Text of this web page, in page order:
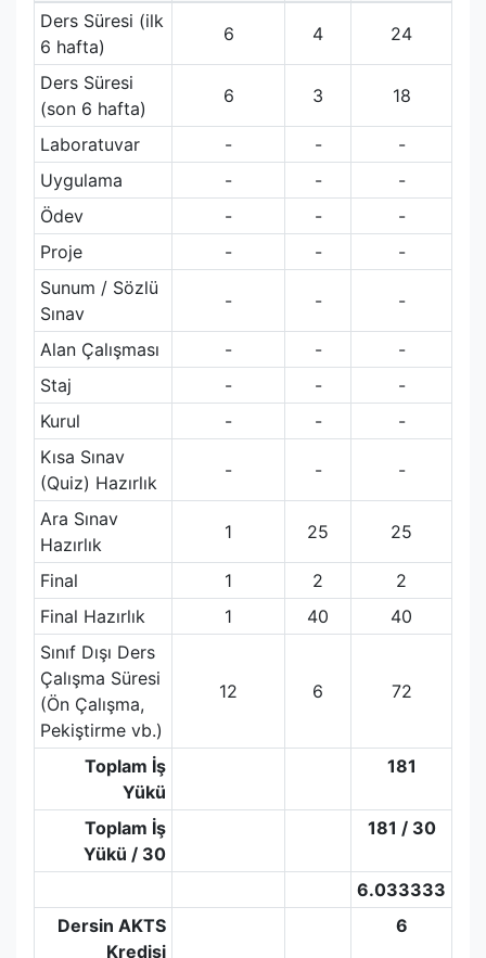
Ders Süresi (ilk
6 hafta)
6 4 24
Ders Süresi
(son 6 hafta)
6 3 18
Laboratuvar - -
-
Uygulama
- -
-
Ödev
- -
-
Proje
- -
-
Sunum / Sözlü
Sınav
- - -
Alan Çalışması - -
-
Staj
- -
-
Kurul
- -
-
Kısa Sınav
(Quiz) Hazırlık
- - -
Ara Sınav
Hazırlık
1 25 25
Final 1 2
2
Final Hazırlık
1 40
40
Sınıf Dışı Ders
Çalışma Süresi
(Ön Çalışma,
Pekiştirme vb.)
12 6 72
Toplam İş
Yükü
181
Toplam İş
Yükü / 30
181 / 30
6.033333
Dersin AKTS
Kredisi
6